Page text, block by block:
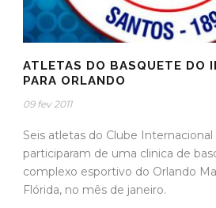
ATLETAS DO BASQUETE DO
PARA ORLANDO
09 fev 2011
Seis atletas do Clube
participaram de uma clinica de
complexo esportivo do Orlando
Flórida, no mês de janeiro.